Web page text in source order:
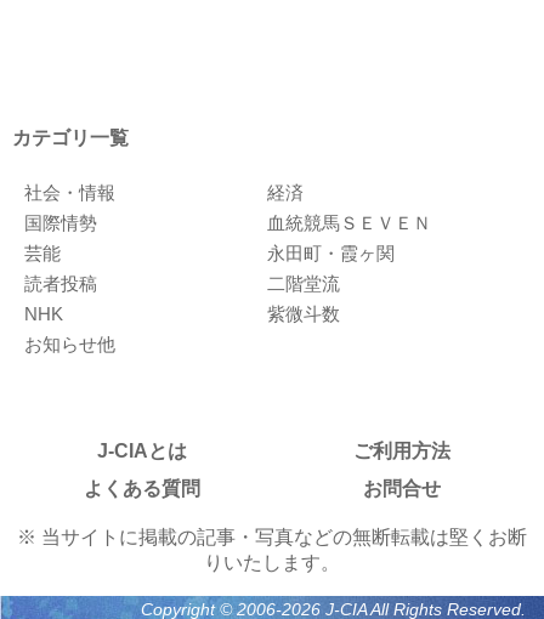
カテゴリ一覧
社会・情報
経済
国際情勢
血統競馬ＳＥＶＥＮ
芸能
永田町・霞ヶ関
読者投稿
二階堂流
NHK
紫微斗数
お知らせ他
J-CIAとは
ご利用方法
よくある質問
お問合せ
※ 当サイトに掲載の記事・写真などの無断転載は堅くお断
りいたします。
Copyright © 2006-2026 J-CIA All Rights Reserved.